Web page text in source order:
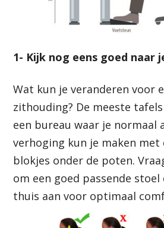
1- Kijk nog eens goed naar
Wat kun je veranderen voor
zithouding? De meeste
een bureau waar je normaal
verhoging kun je maken met
blokjes onder de poten.
om een goed passende
thuis aan voor optimaal